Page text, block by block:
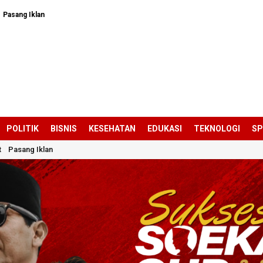
Pasang Iklan
POLITIK BISNIS KESEHATAN EDUKASI TEKNOLOGI
Pasang Iklan